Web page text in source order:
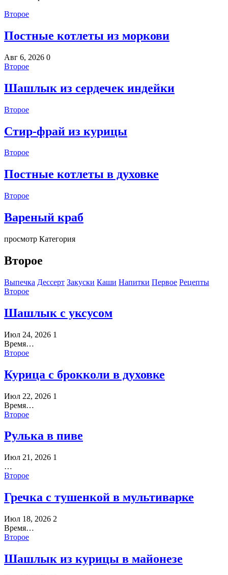
Второе
Постные котлеты из моркови
Авг 6, 2026 0
Второе
Шашлык из сердечек индейки
Второе
Стир-фрай из курицы
Второе
Постные котлеты в духовке
Второе
Вареный краб
просмотр Категория
Второе
Выпечка Дессерт Закуски Каши Напитки Первое Рецепты
Второе
Шашлык с уксусом
Июл 24, 2026 1
Время…
Второе
Курица с брокколи в духовке
Июл 22, 2026 1
Время…
Второе
Рулька в пиве
Июл 21, 2026 1
…
Второе
Гречка с тушенкой в мультиварке
Июл 18, 2026 2
Время…
Второе
Шашлык из курицы в майонезе